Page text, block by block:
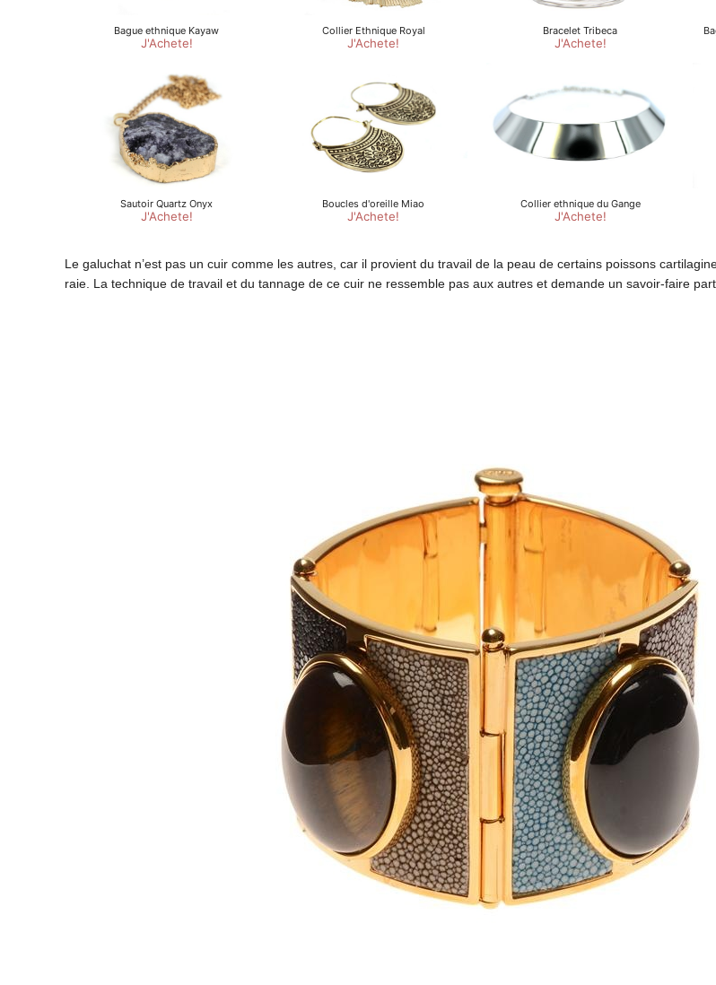
Le galuchat n’est pas un cuir comme les autres, car il provient du travail de la peau de certains poissons
raie. La technique de travail et du tannage de ce cuir ne ressemble pas aux autres et demande un savoir-faire